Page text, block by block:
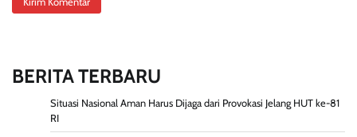
BERITA TERBARU
Situasi Nasional Aman Harus Dijaga dari Provokasi Jelang HUT ke-81
RI